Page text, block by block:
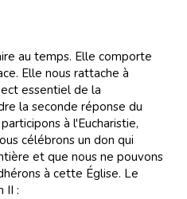
au temps. Elle comporte
Elle nous rattache à
essentiel de la
la seconde réponse du
à l'Eucharistie,
célébrons un don qui
et que nous ne pouvons
à cette Église. Le
II :